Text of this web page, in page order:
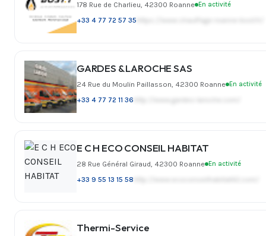
178 Rue de Charlieu, 42300 Roanne En activité
+33 4 77 72 57 35
GARDES & LAROCHE SAS
24 Rue du Moulin Paillasson, 42300 Roanne En activité
+33 4 77 72 11 36
E C H ECO CONSEIL HABITAT
28 Rue Général Giraud, 42300 Roanne En activité
+33 9 55 13 15 58
Thermi-Service